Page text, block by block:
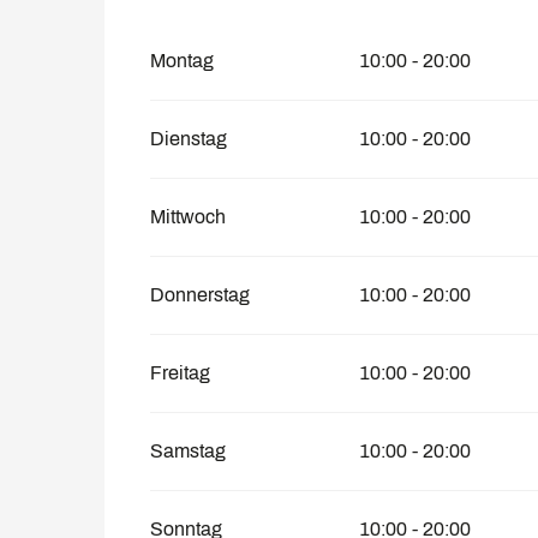
vom1 Januar 2028 bis zum 30 April 2028
Montag 10:00 - 20:00
Dienstag 10:00 - 20:00
Mittwoch 10:00 - 20:00
Donnerstag 10:00 - 20:00
Freitag 10:00 - 20:00
Samstag 10:00 - 20:00
Sonntag 10:00 - 20:00